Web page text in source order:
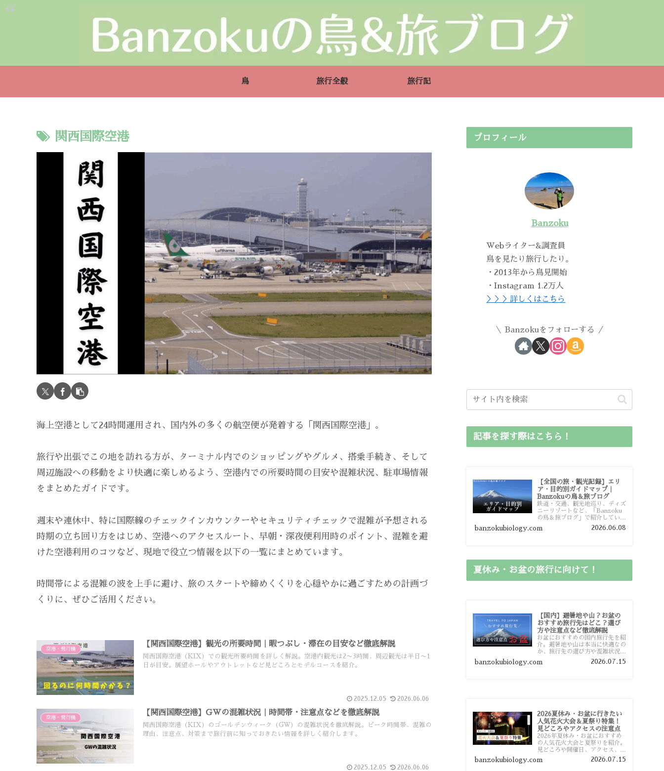
鳥 旅行全般 旅行記
関西国際空港
海上空港として24時間運用され、国内外の多くの航空便が発着する「関西国際空港」。
旅行や出張でこの地を訪れる方が、ターミナル内でのショッピングやグルメ、搭乗手続き、そして
周辺施設への移動をより快適に楽しめるよう、空港内での所要時間の目安や混雑状況、駐車場情報
をまとめたガイドです。
週末や連休中、特に国際線のチェックインカウンターやセキュリティチェックで混雑が予想される
時期の立ち回り方をはじめ、空港へのアクセスルート、早朝・深夜便利用時のポイント、混雑を避
けた空港利用のコツなど、現地で役立つ情報を以下の一覧にまとめています。
時間帯による混雑の波を上手に避け、旅のスタートや締めくくりを心穏やかに過ごすための計画づ
くりに、ぜひご活用ください。
空港・飛行機
【関西国際空港】観光の所要時間｜暇つぶし・滞在の目安など徹底解説
関西国際空港（KIX）での観光所要時間を詳しく解説。空港内観光は2〜3時間、周辺観光は半日〜1
日が目安。展望ホールやアウトレットなど見どころとモデルコースを紹介。
2025.12.05 2026.06.06
空港・飛行機
【関西国際空港】GWの混雑状況｜時間帯・注意点などを徹底解説
関西国際空港（KIX）のゴールデンウィーク（GW）の混雑状況を徹底解説。ピーク時間帯、混雑の
理由、注意点、対策まで旅行前に知っておきたい情報を詳しく紹介します。
2025.12.05 2026.06.06
プロフィール
Banzoku
Webライター&調査員
鳥を見たり旅行したり。
・2013年から鳥見開始
・Instagram 1.2万人
＞＞＞詳しくはこちら
Banzokuをフォローする
記事を探す際はこちら！
【全国の旅・観光記録】エリ
ア・目的別ガイドマップ｜
Banzokuの鳥＆旅ブログ
鉄道・交通、観光地巡り、ディズ
ニーリゾートなど、「Banzoku
の鳥＆旅ブログ」で紹介している
全国の旅行・観光記録をエリアや
目的別に整理しました。あなたが
banzokubiology.com 2026.06.08
夏休み・お盆の旅行に向けて！
【国内】避暑地や山？お盆の
おすすめ旅行先はどこ？選び
方や注意点など徹底解説
お盆におすすめの国内旅行先を紹
介。避暑地や山は本当に快適なの
か、旅行先の選び方や混雑状況、
注意点、比較的混雑を避けやすい
おすすめスポットまで旅行前に役
banzokubiology.com 2026.07.15
2026夏休み・お盆に行きたい
人気花火大会＆夏祭り特集！
見どころやアクセスの注意点
2026年夏休み・お盆におすすめ
の人気花火大会と夏祭りを紹介。
見どころや開催日、アクセス、混
雑対策、旅行前に知っておきたい
注意点をわかりやすく解説しま
banzokubiology.com 2026.07.15